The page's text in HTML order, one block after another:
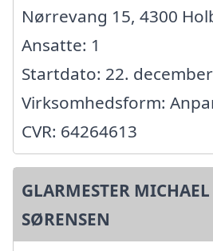
Nørrevang 15, 4300
Ansatte: 1
Startdato: 22.
Virksomhedsform:
CVR: 64264613
GLARMESTER
SØRENSEN